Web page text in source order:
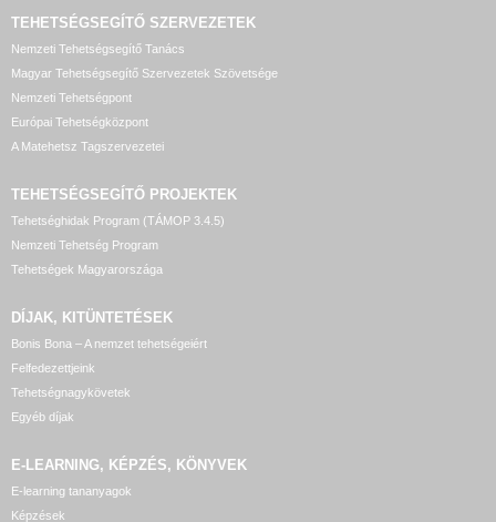
TEHETSÉGSEGÍTŐ SZERVEZETEK
Nemzeti Tehetségsegítő Tanács
Magyar Tehetségsegítő Szervezetek Szövetsége
Nemzeti Tehetségpont
Európai Tehetségközpont
A Matehetsz Tagszervezetei
TEHETSÉGSEGÍTŐ PROJEKTEK
Tehetséghidak Program (TÁMOP 3.4.5)
Nemzeti Tehetség Program
Tehetségek Magyarországa
DÍJAK, KITÜNTETÉSEK
Bonis Bona – A nemzet tehetségeiért
Felfedezettjeink
Tehetségnagykövetek
Egyéb díjak
E-LEARNING, KÉPZÉS, KÖNYVEK
E-learning tananyagok
Képzések